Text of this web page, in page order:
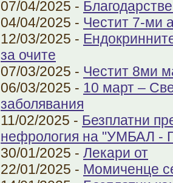
07/04/2025 -
04/04/2025 - Честит 7-ми
12/03/2025 -
за очите
07/03/2025 - Честит 8ми
06/03/2025 - 10 март –
заболявания
11/02/2025 - Безплатни
нефрология на "УМБАЛ -
30/01/2025 - Лекари от
22/01/2025 - Момиченце